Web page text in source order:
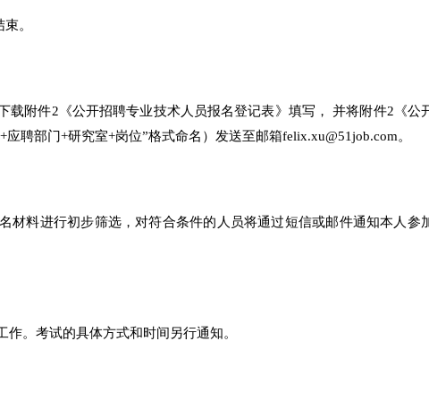
。
载附件2《公开招聘专业技术人员报名登记表》填写， 并将附件2《公
聘部门+研究室+岗位”格式命名）发送至邮箱felix.xu@51job.com。
材料进行初步筛选，对符合条件的人员将通过短信或邮件通知本人参
。考试的具体方式和时间另行通知。